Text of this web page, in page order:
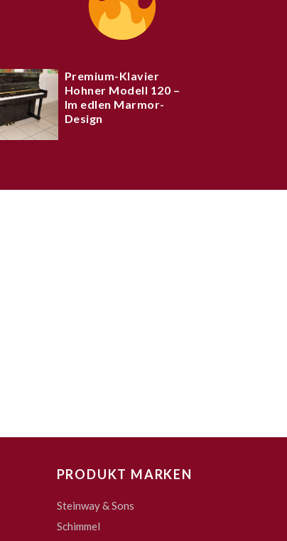
Premium-Klavier
Hohner Modell 120 –
Im edlen Marmor-
Design
PRODUKT MARKEN
Steinway & Sons
Schimmel